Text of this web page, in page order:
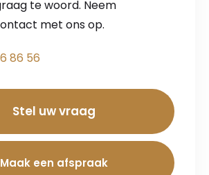
te woord. Neem
met ons op.
86 56
Stel uw vraag
Maak een afspraak